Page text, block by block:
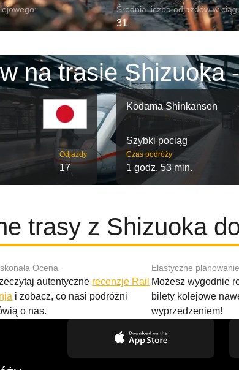
Średnia liczba odjazdów w
31
na trasie Shizuoka
Odjazdy
17
Kodama Shinkansen
Szybki pociąg
Czas podróży
1 godz. 53 min.
trasy z Shizuoka
Ocena
autentyczne recenzje Rail
i zobacz, co nasi podróżni
o nas.
Elastyczne planowanie
Możesz wygodnie
bilety kolejowe
wyprzedzeniem!